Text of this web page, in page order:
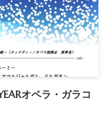
オペラ・ガラコ